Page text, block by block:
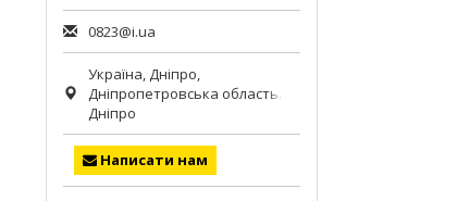
0823@i.ua
Україна,Дніпро,
Дніпропетровська область.
Дніпро
Написати нам